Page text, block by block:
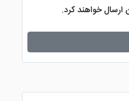
خواهند کرد.